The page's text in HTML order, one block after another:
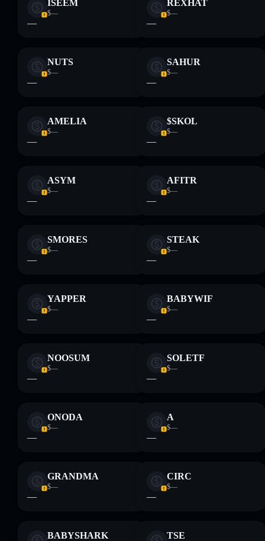
Informati sempre autonomamente. Dati forniti da
rugcheck.xyz.
ISEEM
$—
—
REXHAT
$—
—
NUTS
$—
—
SAHUR
$—
—
AMELIA
$—
—
$SKOL
$—
—
ASYM
$—
—
AFITR
$—
—
SMORES
$—
—
STEAK
$—
—
YAPPER
$—
—
BABYWIF
$—
—
NOOSUM
$—
—
SOLETF
$—
—
ONODA
$—
—
A
$—
—
GRANDMA
$—
—
CIRC
$—
—
BABYSHARK TSE